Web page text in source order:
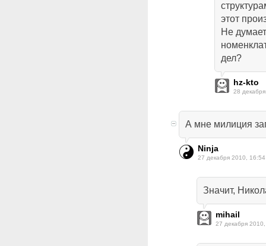
этот
Не
дел?
hz-kto
28
А мне милиция
Ninja
27 декабря 2010, 16:54
Значит,
mihail
27 декабря